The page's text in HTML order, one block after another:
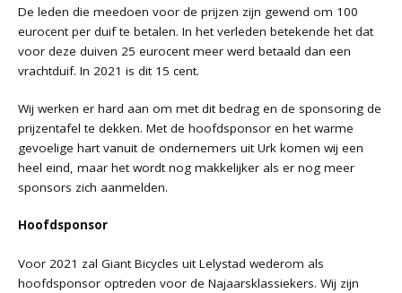
De leden die meedoen voor de prijzen zijn gewend om 100
eurocent per duif te betalen. In het verleden betekende het dat
voor deze duiven 25 eurocent meer werd betaald dan een
vrachtduif. In 2021 is dit 15 cent.
Wij werken er hard aan om met dit bedrag en de sponsoring de
prijzentafel te dekken. Met de hoofdsponsor en het warme
gevoelige hart vanuit de ondernemers uit Urk komen wij een
heel eind, maar het wordt nog makkelijker als er nog meer
sponsors zich aanmelden.
Hoofdsponsor
Voor 2021 zal Giant Bicycles uit Lelystad wederom als
hoofdsponsor optreden voor de Najaarsklassiekers. Wij zijn